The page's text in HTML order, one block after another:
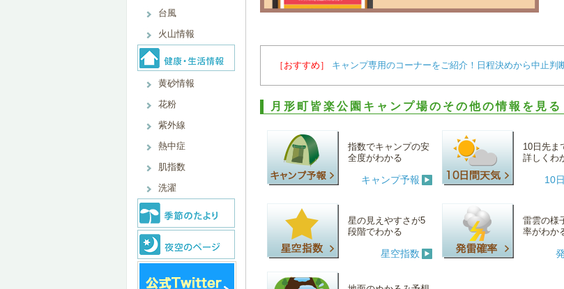
台風
火山情報
黄砂情報
花粉
紫外線
熱中症
肌指数
洗濯
［おすすめ］ キャンプ専用のコーナーをご紹介！日程決めから中止判
月形町皆楽公園キャンプ場のその他の情報を見
指数でキャンプの安
全度がわかる
キャンプ予報
10日先ま
詳しくわ
10
星の見えやすさが5
段階でわかる
星空指数
雷雲の様
率がわか